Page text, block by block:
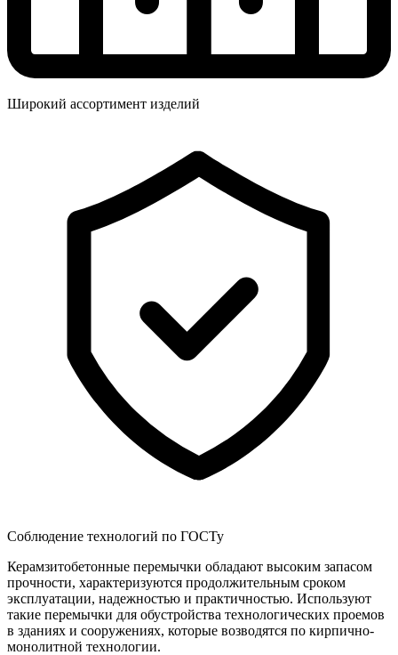
Широкий ассортимент изделий
Соблюдение технологий по ГОСТу
Керамзитобетонные перемычки обладают высоким запасом
прочности, характеризуются продолжительным сроком
эксплуатации, надежностью и практичностью. Используют
такие перемычки для обустройства технологических проемов
в зданиях и сооружениях, которые возводятся по кирпично-
монолитной технологии.